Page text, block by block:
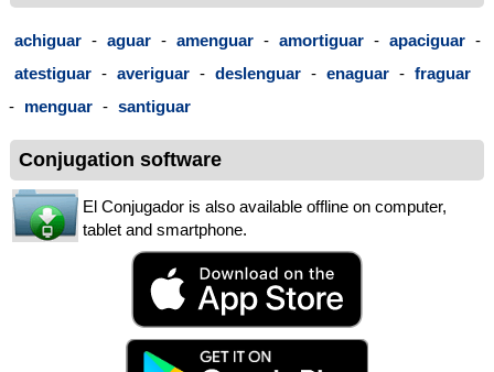
achiguar - aguar - amenguar - amortiguar - apaciguar -
atestiguar - averiguar - deslenguar - enaguar - fraguar
- menguar - santiguar
Conjugation software
El Conjugador is also available offline on computer,
tablet and smartphone.